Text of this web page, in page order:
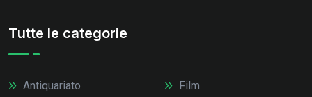
Tutte le categorie
Antiquariato
Film